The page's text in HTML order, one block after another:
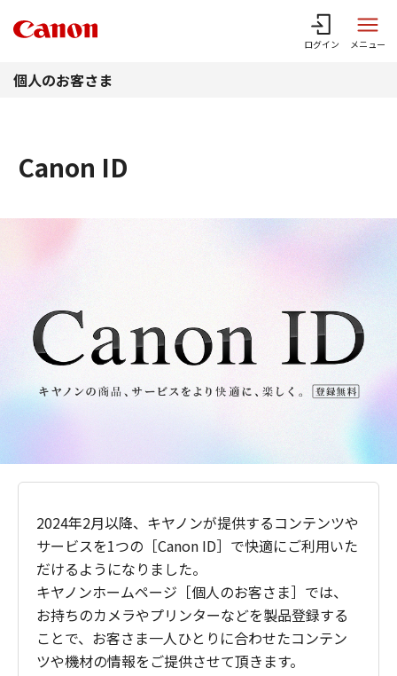
ログイン メニュー
個人のお客さま
Canon ID
2024年2月以降、キヤノンが提供するコンテンツや
サービスを1つの［Canon ID］で快適にご利用いた
だけるようになりました。
キヤノンホームページ［個人のお客さま］では、
お持ちのカメラやプリンターなどを製品登録する
ことで、お客さま一人ひとりに合わせたコンテン
ツや機材の情報をご提供させて頂きます。